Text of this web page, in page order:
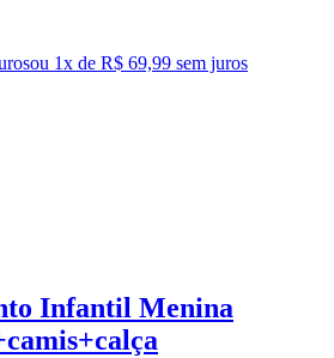
ou 1x de R$ 69,99 sem juros
Infantil Menina